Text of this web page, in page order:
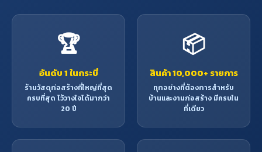
🏆
อันดับ 1 ในกระบี่
ร้านวัสดุก่อสร้างที่ใหญ่ที่สุด
ครบที่สุด ไว้วางใจได้มากว่า
20 ปี
📦
สินค้า 10,000+ รายการ
ทุกอย่างที่ต้องการสำหรับ
บ้านและงานก่อสร้าง มีครบใน
ที่เดียว